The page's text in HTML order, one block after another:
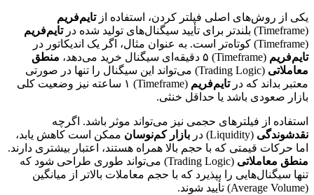
یکی از روش‌های اصلی فیلتر کردن، استفاده ازتایم‌فریم
(Timeframe) بلندتر برای تأیید سیگنال‌های تولید شده در
تایم‌فریم
(Timeframe) کوتاه‌تر است. به عنوان مثال، اگر یک اندیکاتور در
تایم‌فریم (Timeframe) ۵ دقیقه‌ای سیگنال خرید می‌دهد،
منطق
معاملاتی
(Trading Logic) می‌تواند این سیگنال را تنها در صورتی
معتبر بداند که درتایم‌فریم
(Timeframe) ۱ ساعته نیز وضعیت کلی
بازار صعودی باشد یا حداقل خنثی.
استفاده از فیلترهای حجمی نیز می‌تواند موثر باشد. اگرچه
نقدشوندگی (Liquidity) در بازار کم‌نوسان ممکن است کاهش یابد،
اما حرکات قیمتی که با حجم بالا همراه هستند، اعتبار بیشتری دارند.
منطق معاملاتی
(Trading Logic) می‌تواند طوری طراحی شود که
تنها سیگنال‌هایی را بپذیرد که با حجم معاملات بالاتر از میانگین
(Average Volume) تأیید شوند.